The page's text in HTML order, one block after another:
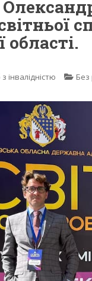
області.
інвалідністю Без